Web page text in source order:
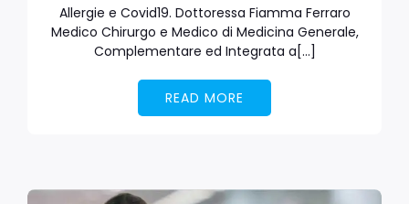
Allergie e Covid19. Dottoressa Fiamma Ferraro
Medico Chirurgo e Medico di Medicina Generale,
Complementare ed Integrata a[…]
READ MORE